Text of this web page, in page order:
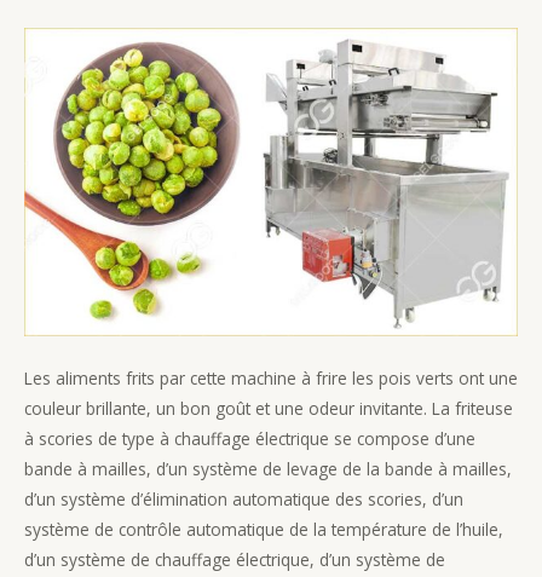
Les aliments frits par cette machine à frire les pois verts ont une
couleur brillante, un bon goût et une odeur invitante. La friteuse
à scories de type à chauffage électrique se compose d’une
bande à mailles, d’un système de levage de la bande à mailles,
d’un système d’élimination automatique des scories, d’un
système de contrôle automatique de la température de l’huile,
d’un système de chauffage électrique, d’un système de